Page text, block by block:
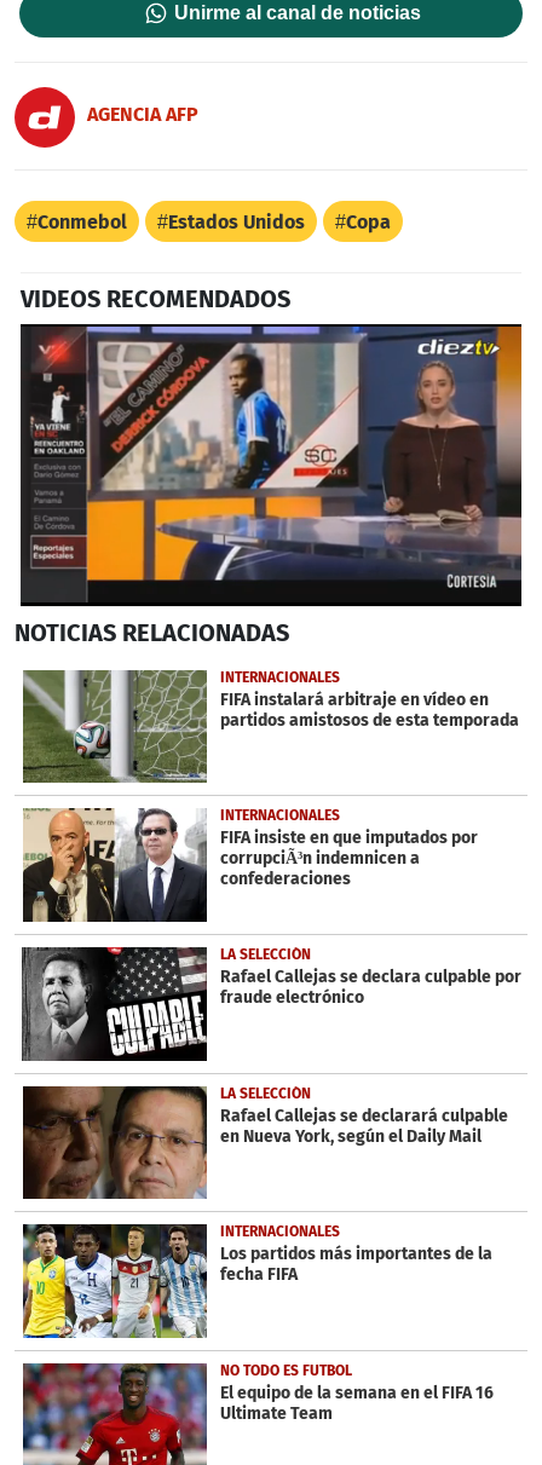
Unirme al canal de noticias
AGENCIA AFP
Conmebol Estados Unidos Copa
VIDEOS RECOMENDADOS
seconds
6
minutes,
5
seconds
NOTICIAS RELACIONADAS
INTERNACIONALES
FIFA instalará arbitraje en vídeo en
partidos amistosos de esta temporada
INTERNACIONALES
FIFA insiste en que imputados por
corrupciÃ³n indemnicen a
confederaciones
LA SELECCIÓN
Rafael Callejas se declara culpable por
fraude electrónico
LA SELECCIÓN
Rafael Callejas se declarará culpable
en Nueva York, según el Daily Mail
INTERNACIONALES
Los partidos más importantes de la
fecha FIFA
NO TODO ES FUTBOL
El equipo de la semana en el FIFA 16
Ultimate Team